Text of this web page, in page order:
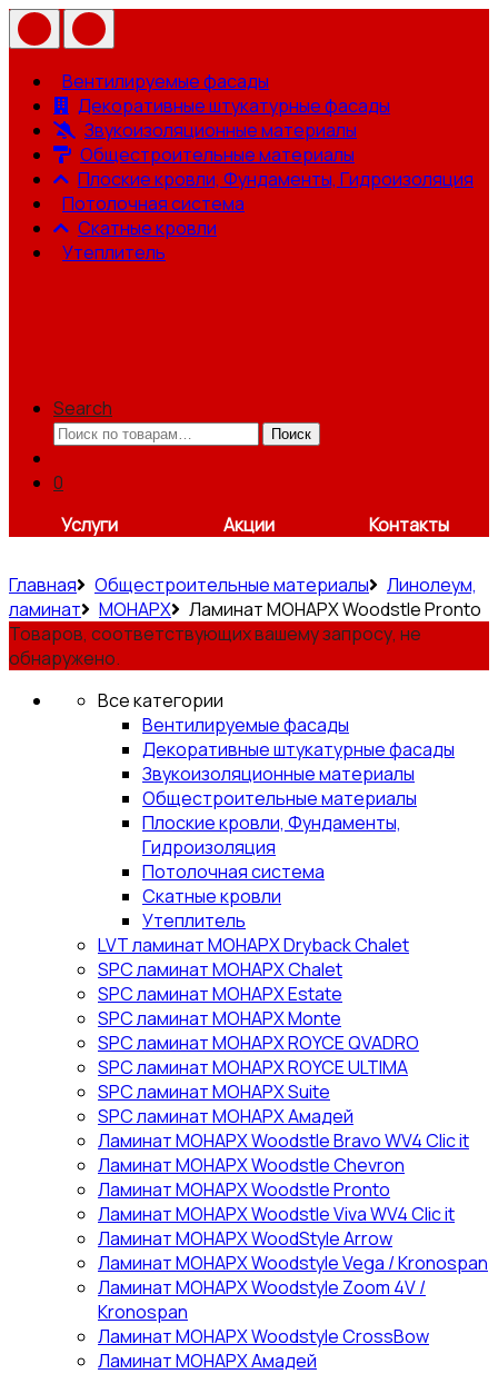
Вентилируемые фасады
Декоративные штукатурные фасады
Звукоизоляционные материалы
Общестроительные материалы
Плоские кровли, Фундаменты, Гидроизоляция
Потолочная система
Скатные кровли
Утеплитель
Search
Искать:
Поиск
0
Услуги
Акции Контакты
Главная Общестроительные материалы
Линолеум,
ламинат
МОНАРХ
Ламинат МОНАРХ Woodstle Pronto
Товаров, соответствующих вашему запросу, не
обнаружено.
Все категории
Вентилируемые фасады
Декоративные штукатурные фасады
Звукоизоляционные материалы
Общестроительные материалы
Плоские кровли, Фундаменты,
Гидроизоляция
Потолочная система
Скатные кровли
Утеплитель
LVT ламинат МОНАРХ Dryback Chalet
SPC ламинат МОНАРХ Chalet
SPC ламинат МОНАРХ Estate
SPC ламинат МОНАРХ Monte
SPC ламинат МОНАРХ ROYCE QVADRO
SPC ламинат МОНАРХ ROYCE ULTIMA
SPC ламинат МОНАРХ Suite
SPC ламинат МОНАРХ Амадей
Ламинат МОНАРХ Woodstle Bravo WV4 Clic it
Ламинат МОНАРХ Woodstle Chevron
Ламинат МОНАРХ Woodstle Pronto
Ламинат МОНАРХ Woodstle Viva WV4 Clic it
Ламинат МОНАРХ WoodStyle Arrow
Ламинат МОНАРХ Woodstyle Vega / Kronospan
Ламинат МОНАРХ Woodstyle Zoom 4V /
Kronospan
Ламинат МОНАРХ Woodstyle СrossBow
Ламинат МОНАРХ Амадей